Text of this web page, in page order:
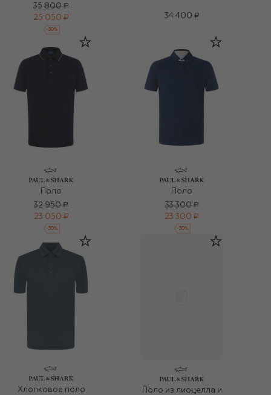
35 800 ₽
25 050 ₽
-30%
34 400 ₽
Поло
32 950 ₽
23 050 ₽
-30%
Поло
33 300 ₽
23 300 ₽
-30%
Хлопковое поло
Поло из лиоцелла и